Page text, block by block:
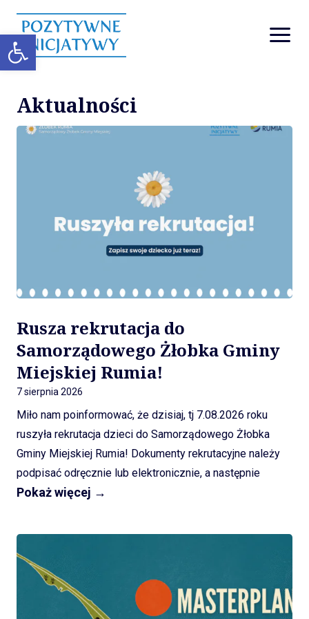
Otwórz pasek narzędzi
Strona główna
Przychodnia
O nas
O Pozytywnych Inicjatywach
Sprawozdania
Kontakt
Aktualności
Rusza rekrutacja do
Samorządowego Żłobka Gminy
Miejskiej Rumia!
7 sierpnia 2026
Miło nam poinformować, że dzisiaj, tj 7.08.2026 roku
ruszyła rekrutacja dzieci do Samorządowego Żłobka
Gminy Miejskiej Rumia! Dokumenty rekrutacyjne należy
podpisać odręcznie lub elektronicznie, a następnie
przesłać na adres e-mail żłobka:
pocztą na adres naszego biura Pozytywnych Inicjatyw:
Ul. Wojska Polskiego 2B, 84-100 Puck Szczegółowe
zasady naboru, wymagane dokumenty i kryteria przyjęć
dostępne są na oficjalnej stronie żłobka:
https://rumia.pozytywneinicjatywy.pl/ Do żłobka mogą
Pokaż więcej →